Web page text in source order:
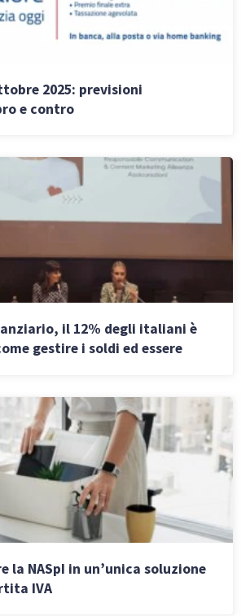
2025: previsioni
e contro
il 12% degli italiani è
gestire i soldi ed essere
la NASpI in un’unica soluzione
IVA